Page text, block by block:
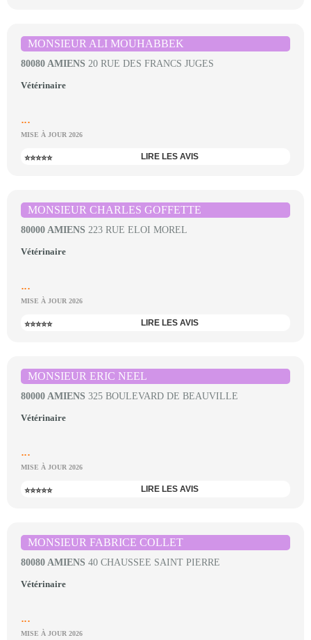
MONSIEUR ALI MOUHABBEK
80080 AMIENS 20 RUE DES FRANCS JUGES
Vétérinaire
...
MISE À JOUR 2026
⭐⭐⭐⭐⭐ LIRE LES AVIS
MONSIEUR CHARLES GOFFETTE
80000 AMIENS 223 RUE ELOI MOREL
Vétérinaire
...
MISE À JOUR 2026
⭐⭐⭐⭐⭐ LIRE LES AVIS
MONSIEUR ERIC NEEL
80000 AMIENS 325 BOULEVARD DE BEAUVILLE
Vétérinaire
...
MISE À JOUR 2026
⭐⭐⭐⭐⭐ LIRE LES AVIS
MONSIEUR FABRICE COLLET
80080 AMIENS 40 CHAUSSEE SAINT PIERRE
Vétérinaire
...
MISE À JOUR 2026